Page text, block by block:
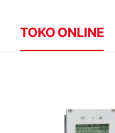
TOKO ONLINE